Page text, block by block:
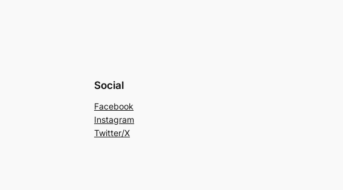
Social
Facebook
Instagram
Twitter/X